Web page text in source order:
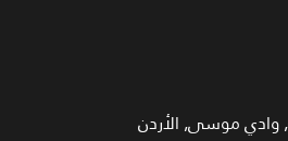
وادي موسى, الأردن